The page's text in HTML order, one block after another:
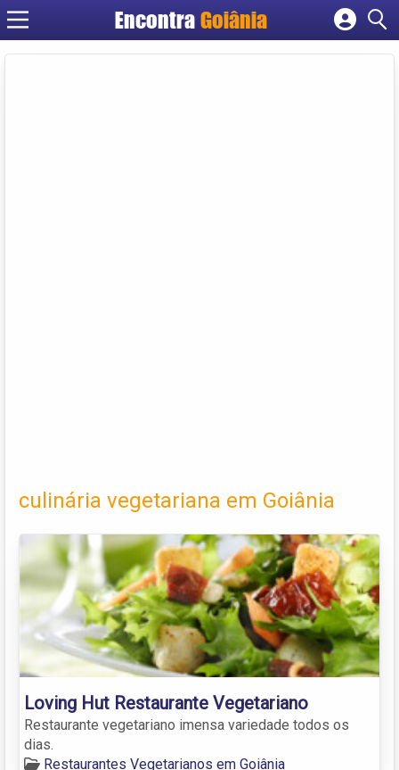
Encontra Goiânia
Cadastrar empresa
culinária vegetariana em Goiânia
Loving Hut Restaurante Vegetariano
Restaurante vegetariano imensa variedade todos os
dias.
Restaurantes Vegetarianos em Goiânia